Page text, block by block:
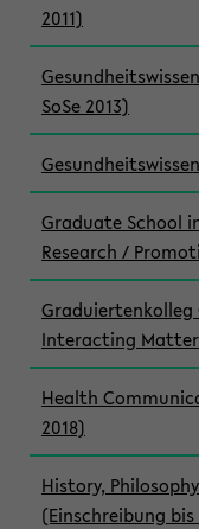
2011)
SoSe 2013)
Graduate School
Research /
Graduiertenkolleg
Interacting
Health
2018)
History,
(Einschreibung bis